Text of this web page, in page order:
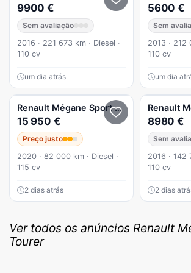
9900 €
Sem avaliação
2016 · 221 673 km · Diesel ·
110 cv
um dia atrás
5600 €
Sem
2013 · 212
110 cv
um dia
Renault Mégane Sport Tourer 1.5 Blue
15 950 €
Preço justo
2020 · 82 000 km · Diesel ·
115 cv
2 dias atrás
Renault
8980 €
Sem
2016 · 142
110 cv
2 dias
Ver todos os anúncios Renault
Tourer